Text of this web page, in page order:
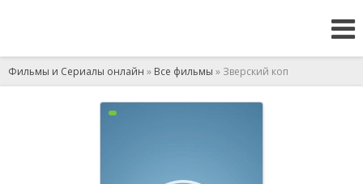
Фильмы и Сериалы онлайн » Все фильмы » Зверский коп